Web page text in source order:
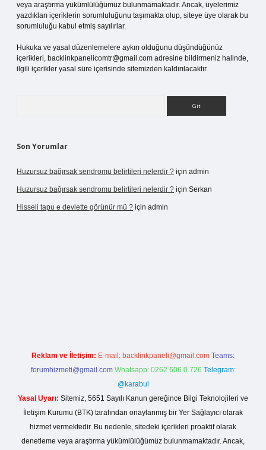
veya araştırma yükümlülüğümüz bulunmamaktadır. Ancak, üyelerimiz
yazdıkları içeriklerin sorumluluğunu taşımakta olup, siteye üye olarak bu
sorumluluğu kabul etmiş sayılırlar.
Hukuka ve yasal düzenlemelere aykırı olduğunu düşündüğünüz
içerikleri, backlinkpanelicomtr@gmail.com adresine bildirmeniz halinde,
ilgili içerikler yasal süre içerisinde sitemizden kaldırılacaktır.
Son Yorumlar
Huzursuz bağırsak sendromu belirtileri nelerdir ? için admin
Huzursuz bağırsak sendromu belirtileri nelerdir ? için Serkan
Hisseli tapu e devlette görünür mü ? için admin
Reklam ve İletişim: E-mail: backlinkpaneli@gmail.com Teams:
forumhizmeti@gmail.com Whatsapp: 0262 606 0 726 Telegram:
@karabul
Yasal Uyarı: Sitemiz, 5651 Sayılı Kanun gereğince Bilgi Teknolojileri ve
İletişim Kurumu (BTK) tarafından onaylanmış bir Yer Sağlayıcı olarak
hizmet vermektedir. Bu nedenle, sitedeki içerikleri proaktif olarak
denetleme veya araştırma yükümlülüğümüz bulunmamaktadır. Ancak,